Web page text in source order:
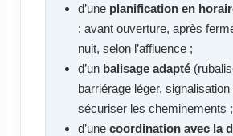
d’une planification en
: avant ouverture, après
nuit, selon l’affluence ;
d’un balisage adapté
barriérage léger,
sécuriser les cheminements ;
d’une coordination avec la